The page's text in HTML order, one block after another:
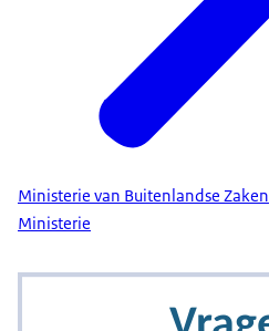
Ministerie van Buitenlandse Zaken
Ministerie